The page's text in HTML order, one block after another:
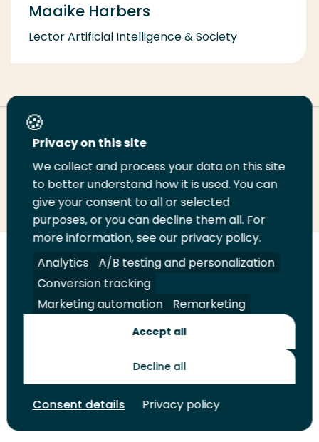
Maaike Harbers
Lector Artificial Intelligence & Society
Deel deze pagina
Deel
LinkedIn
Deel
op
Twitter
Deel
op
Facebook
Email
deze
pagina
Print
deze
pagina
Volg
ons
op
LinkedIn
Volg
ons
op
Facebook
Volg
ons
op
YouTube
Volg
ons
op
Instagram
Juridisch Security A-Z Index
Contact
Toekomstmakers
Privacy on this site
We collect and process your data on this site
to better understand how it is used. You can
give your consent to all or selected
purposes, or you can decline them all. For
more information, see our privacy policy.
Analytics
A/B testing and personalization
Conversion tracking
Marketing automation
Remarketing
Accept all
Decline all
Consent details Privacy policy